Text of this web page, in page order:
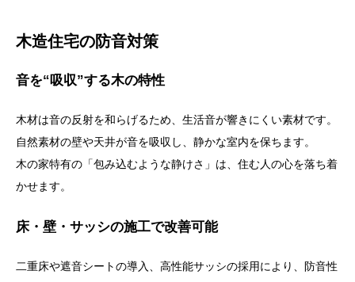
木造住宅の防音対策
音を“吸収”する木の特性
木材は音の反射を和らげるため、生活音が響きにくい素材です。
自然素材の壁や天井が音を吸収し、静かな室内を保ちます。
木の家特有の「包み込むような静けさ」は、住む人の心を落ち着
かせます。
床・壁・サッシの施工で改善可能
二重床や遮音シートの導入、高性能サッシの採用により、防音性